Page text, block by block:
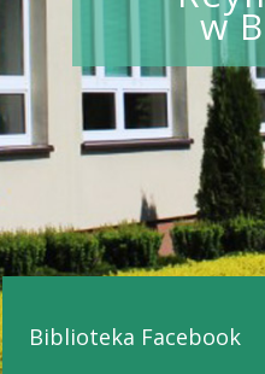
w
Przejdź na
Biblioteka Facebook